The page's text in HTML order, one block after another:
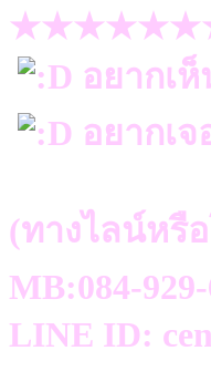
อยากเ
อยากเ
(ทางไลน์หรื
MB:084-
LINE ID: